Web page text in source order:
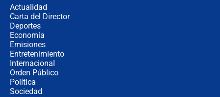
Actualidad
Carta del Director
Deportes
Economía
Emisiones
Entretenimiento
Internacional
Orden Público
Política
Sociedad